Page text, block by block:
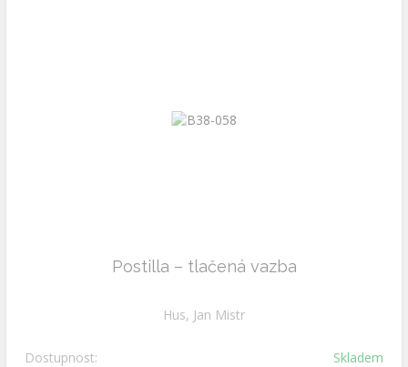
Postilla – tlačená vazba
Hus, Jan Mistr
Dostupnost: Skladem